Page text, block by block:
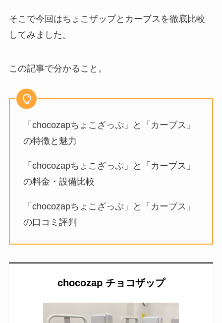
そこで今回はちょこザップとカーブスを徹底比較
してみました。
この記事で分かること。
「chocozapちょこざっぷ」と「カーブス」
の特徴と魅力
「chocozapちょこざっぷ」と「カーブス」
の料金・設備比較
「chocozapちょこざっぷ」と「カーブス」
の口コミ評判
chocozap チョコザップ